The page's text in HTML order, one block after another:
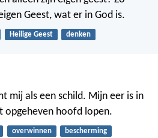
Geest, wat er in God is.
Heilige Geest denken
mij als een schild. Mijn eer is in
opgeheven hoofd lopen.
overwinnen bescherming